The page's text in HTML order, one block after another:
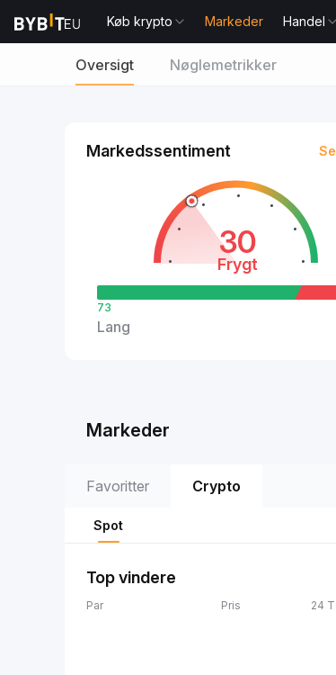
Køb krypto Markeder Handel
Oversigt Nøglemetrikker
Markedssentiment
30
Frygt
73
Lang
Markeder
Favoritter Crypto
Spot
Top vindere
Par Pris 24